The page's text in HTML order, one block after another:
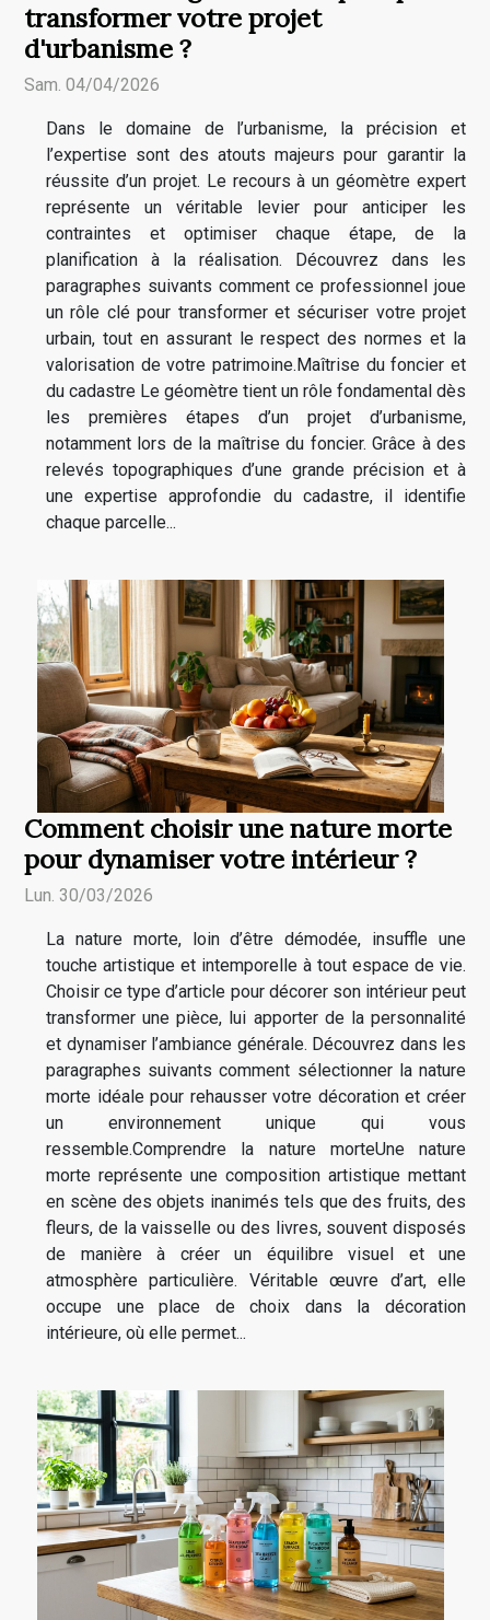
transformer votre projet
d'urbanisme ?
Sam. 04/04/2026
Dans le domaine de l’urbanisme, la précision et
l’expertise sont des atouts majeurs pour garantir la
réussite d’un projet. Le recours à un géomètre expert
représente un véritable levier pour anticiper les
contraintes et optimiser chaque étape, de la
planification à la réalisation. Découvrez dans les
paragraphes suivants comment ce professionnel joue
un rôle clé pour transformer et sécuriser votre projet
urbain, tout en assurant le respect des normes et la
valorisation de votre patrimoine.Maîtrise du foncier et
du cadastre Le géomètre tient un rôle fondamental dès
les premières étapes d’un projet d’urbanisme,
notamment lors de la maîtrise du foncier. Grâce à des
relevés topographiques d’une grande précision et à
une expertise approfondie du cadastre, il identifie
chaque parcelle...
Comment choisir une nature morte
pour dynamiser votre intérieur ?
Lun. 30/03/2026
La nature morte, loin d’être démodée, insuffle une
touche artistique et intemporelle à tout espace de vie.
Choisir ce type d’article pour décorer son intérieur peut
transformer une pièce, lui apporter de la personnalité
et dynamiser l’ambiance générale. Découvrez dans les
paragraphes suivants comment sélectionner la nature
morte idéale pour rehausser votre décoration et créer
un environnement unique qui vous
ressemble.Comprendre la nature morteUne nature
morte représente une composition artistique mettant
en scène des objets inanimés tels que des fruits, des
fleurs, de la vaisselle ou des livres, souvent disposés
de manière à créer un équilibre visuel et une
atmosphère particulière. Véritable œuvre d’art, elle
occupe une place de choix dans la décoration
intérieure, où elle permet...